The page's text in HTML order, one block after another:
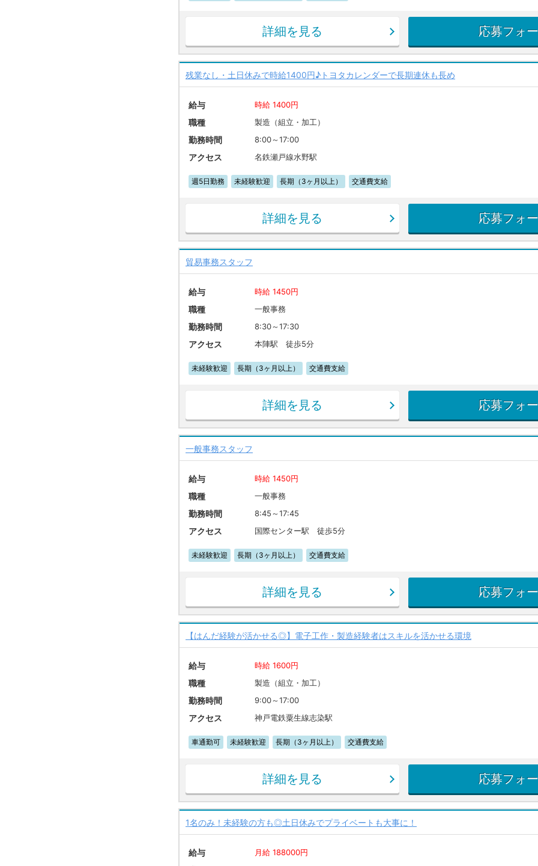
詳細を見る 応募フォ
残業なし・土日休みで時給1400円♪トヨタカレンダーで長期連休も長め
給与 時給 1400円
職種 製造（組立・加工）
勤務時間 8:00～17:00
アクセス 名鉄瀬戸線水野駅
週5日勤務 未経験歓迎 長期（3ヶ月以上） 交通費支給
詳細を見る 応募フォ
貿易事務スタッフ
給与 時給 1450円
職種 一般事務
勤務時間 8:30～17:30
アクセス 本陣駅 徒歩5分
未経験歓迎 長期（3ヶ月以上） 交通費支給
詳細を見る 応募フォ
一般事務スタッフ
給与 時給 1450円
職種 一般事務
勤務時間 8:45～17:45
アクセス 国際センター駅 徒歩5分
未経験歓迎 長期（3ヶ月以上） 交通費支給
詳細を見る 応募フォ
【はんだ経験が活かせる◎】電子工作・製造経験者はスキルを活かせる環境
給与 時給 1600円
職種 製造（組立・加工）
勤務時間 9:00～17:00
アクセス 神戸電鉄粟生線志染駅
車通勤可 未経験歓迎 長期（3ヶ月以上） 交通費支給
詳細を見る 応募フォ
1名のみ！未経験の方も◎土日休みでプライベートも大事に！
給与 月給 188000円